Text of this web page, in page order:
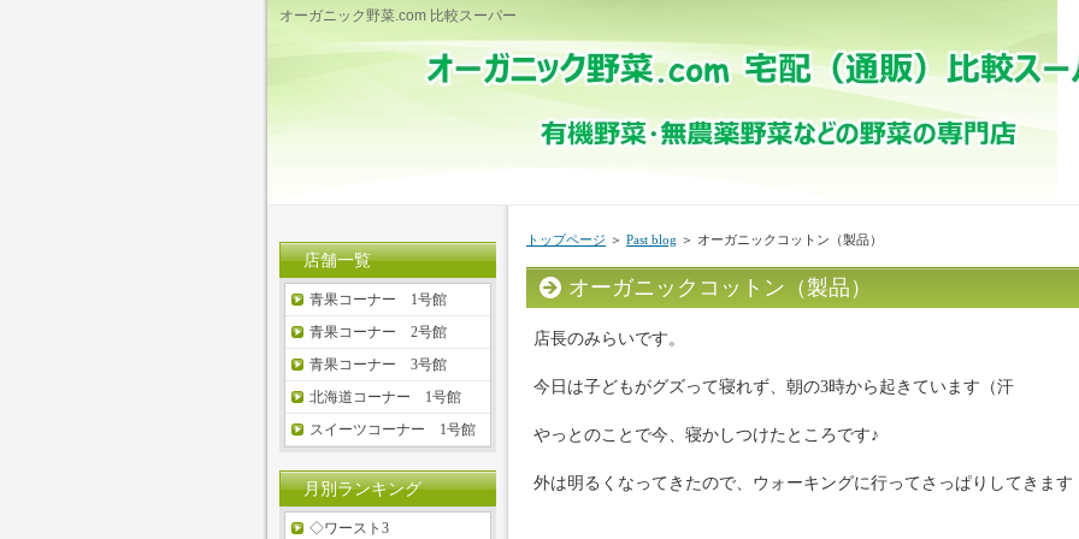
オーガニック野菜.com 比較スーパー
トップページ ＞ Past blog ＞ オーガニックコットン（製品）
オーガニックコットン（製品）
店長のみらいです。
今日は子どもがグズって寝れず、朝の3時から起きています（汗
やっとのことで今、寝かしつけたところです♪
外は明るくなってきたので、ウォーキングに行ってさっぱりしてきます
店舗一覧
青果コーナー 1号館
青果コーナー 2号館
青果コーナー 3号館
北海道コーナー 1号館
スイーツコーナー 1号館
月別ランキング
◇ワースト3